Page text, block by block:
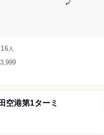
人
空港第1ターミ